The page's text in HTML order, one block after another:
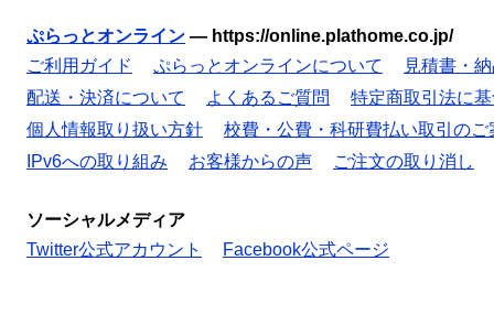
ぷらっとオンライン — https://online.plathome.co.jp/
ご利用ガイド
ぷらっとオンラインについて
見積書・
配送・決済について
よくあるご質問
特定商取引法に
個人情報取り扱い方針
校費・公費・科研費払い取引のご
IPv6への取り組み
お客様からの声 ご注文の取り消し
ソーシャルメディア
Twitter公式アカウント
Facebook公式ページ